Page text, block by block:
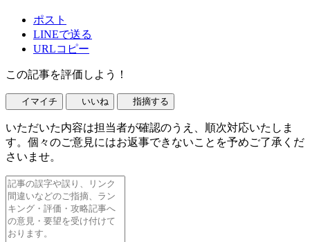
ポスト
LINEで送る
URLコピー
この記事を評価しよう！
イマイチ いいね 指摘する
いただいた内容は担当者が確認のうえ、順次対応いたしま
す。個々のご意見にはお返事できないことを予めご了承くだ
さいませ。